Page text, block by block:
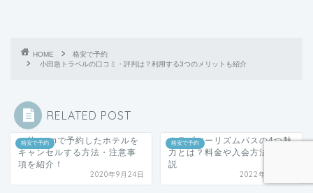
HOME
格安で予約
小田急トラベルの口コミ・評判は？利用する3つのメリットも紹介
RELATED POST
格安で予約
一休.comで予約したホテルを
キャンセルする方法・注意事
項を紹介！
2020年9月24日
格安で予約
クラブツーリズムパスの4つ魅
力とは？料金や入会方法も解
説
2022年3月25日